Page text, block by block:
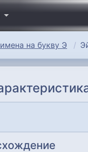
на букву Э